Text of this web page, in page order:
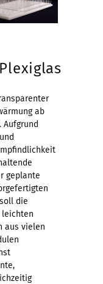
ab
geplante
die
leichten
aus vielen